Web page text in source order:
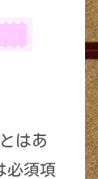
はあ
必須項